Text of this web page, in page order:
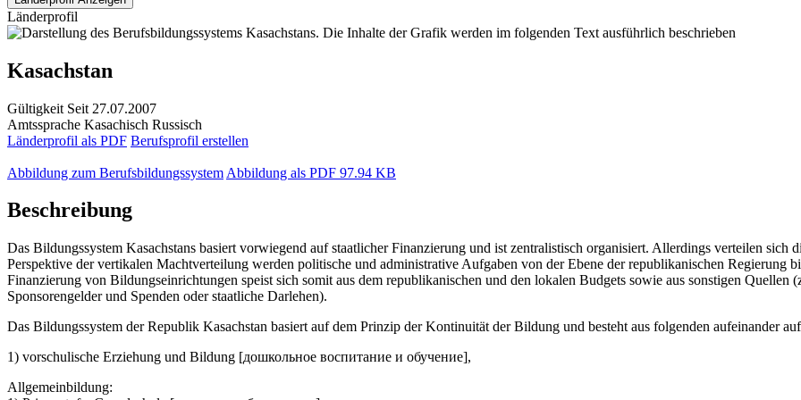
Länderprofil
Kasachstan
Gültigkeit Seit 27.07.2007
Amtssprache Kasachisch Russisch
Länderprofil als PDF Berufsprofil erstellen
Abbildung zum Berufsbildungssystem Abbildung als PDF 97.94 KB
Beschreibung
Das Bildungssystem Kasachstans basiert vorwiegend auf staatlicher Finanzierung und ist zentralistisch organisiert. Allerdings verteilen
Perspektive der vertikalen Machtverteilung werden politische und administrative Aufgaben von der Ebene der republikanischen Regierung
Finanzierung von Bildungseinrichtungen speist sich somit aus dem republikanischen und den lokalen Budgets sowie aus sonstigen
Sponsorengelder und Spenden oder staatliche Darlehen).
Das Bildungssystem der Republik Kasachstan basiert auf dem Prinzip der Kontinuität der Bildung und besteht aus folgenden aufeinander
1) vorschulische Erziehung und Bildung [дошкольное воспитание и обучение],
Allgemeinbildung: